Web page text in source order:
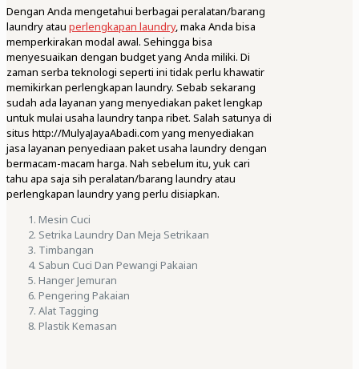
Dengan Anda mengetahui berbagai peralatan/barang
laundry atau perlengkapan laundry, maka Anda bisa
memperkirakan modal awal. Sehingga bisa
menyesuaikan dengan budget yang Anda miliki. Di
zaman serba teknologi seperti ini tidak perlu khawatir
memikirkan perlengkapan laundry. Sebab sekarang
sudah ada layanan yang menyediakan paket lengkap
untuk mulai usaha laundry tanpa ribet. Salah satunya di
situs http://MulyaJayaAbadi.com yang menyediakan
jasa layanan penyediaan paket usaha laundry dengan
bermacam-macam harga. Nah sebelum itu, yuk cari
tahu apa saja sih peralatan/barang laundry atau
perlengkapan laundry yang perlu disiapkan.
Mesin Cuci
Setrika Laundry Dan Meja Setrikaan
Timbangan
Sabun Cuci Dan Pewangi Pakaian
Hanger Jemuran
Pengering Pakaian
Alat Tagging
Plastik Kemasan